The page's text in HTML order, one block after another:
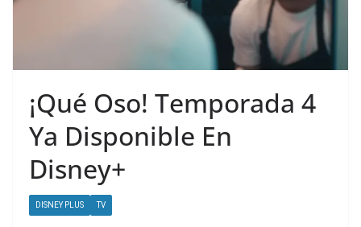
¡Qué Oso! Temporada 4
Ya Disponible En
Disney+
DISNEY PLUS TV